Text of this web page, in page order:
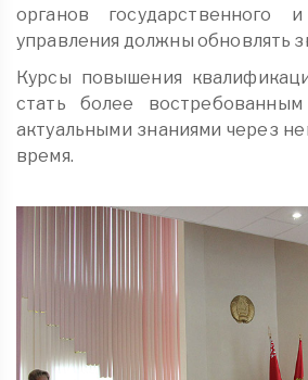
органов государственного
управления должны обновлять
Курсы повышения
стать более
актуальными знаниями через
время.